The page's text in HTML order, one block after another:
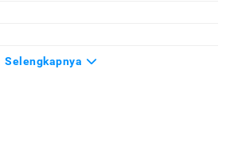
Selengkapnya